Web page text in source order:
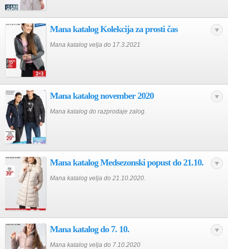
Mana katalog Kolekcija za prosti čas
Mana katalog velja do 17.3.2021
Mana katalog november 2020
Mana katalog do razprodaje zalog.
Mana katalog Medsezonski popust do 21.10.
Mana katalog velja do 21.10.2020.
Mana katalog do 7. 10.
Mana katalog velja do 7.10.2020